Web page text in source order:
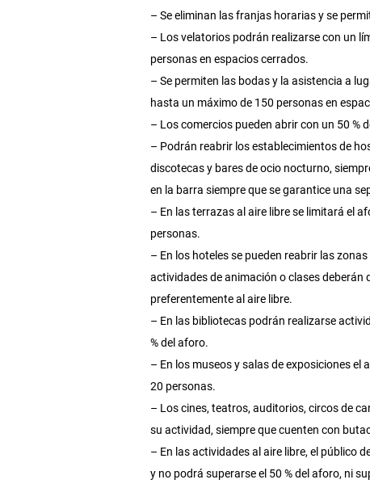
– Se eliminan las franjas horarias y se
– Los velatorios podrán realizarse con un
personas en espacios cerrados.
– Se permiten las bodas y la asistencia a
hasta un máximo de 150 personas en
– Los comercios pueden abrir con un 50 %
– Podrán reabrir los establecimientos de
discotecas y bares de ocio nocturno,
en la barra siempre que se garantice una
– En las terrazas al aire libre se limitará el
personas.
– En los hoteles se pueden reabrir las
actividades de animación o clases
preferentemente al aire libre.
– En las bibliotecas podrán realizarse
% del aforo.
– En los museos y salas de exposiciones el
20 personas.
– Los cines, teatros, auditorios, circos de
su actividad, siempre que cuenten con
– En las actividades al aire libre, el público
y no podrá superarse el 50 % del aforo, ni